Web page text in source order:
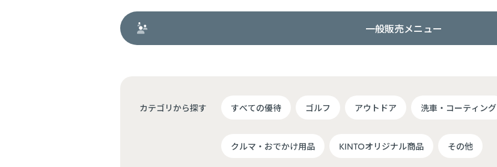
一般販売メニュー
カテゴリから探す すべての優待 ゴルフ アウトドア 洗車・コーティング
クルマ・おでかけ用品 KINTOオリジナル商品 その他